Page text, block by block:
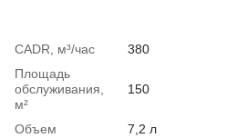
CADR, м³/час
380
Площадь
обслуживания,
м²
150
Объем
7,2 л